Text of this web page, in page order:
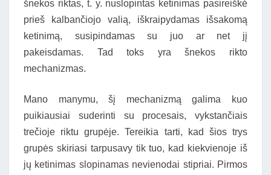
šnekos riktas, t. y. nuslopintas ketinimas pasireiškė
prieš kalbančiojo valią, iškraipydamas išsakomą
ketinimą, susipindamas su juo ar net jį
pakeisdamas. Tad toks yra šnekos rikto
mechanizmas.
Mano manymu, šį mechanizmą galima kuo
puikiausiai suderinti su procesais, vykstančiais
trečioje riktu grupėje. Tereikia tarti, kad šios trys
grupės skiriasi tarpusavy tik tuo, kad kiekvienoje iš
jų ketinimas slopinamas nevienodai stipriai. Pirmos